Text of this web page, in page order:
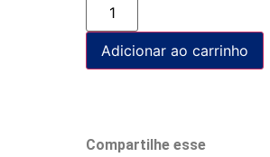
Adicionar ao carrinho
Compartilhe esse